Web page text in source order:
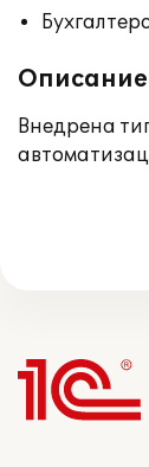
Описание
Внедрена